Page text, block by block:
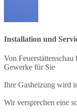
Installation und
Von
Gewerke für Sie
Ihre Gasheizung wird
Wir versprechen eine